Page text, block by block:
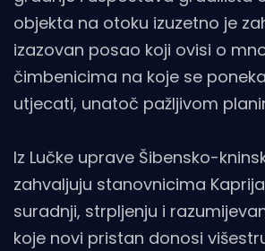
objekta na otoku izuzetno je
izazovan posao koji ovisi o
čimbenicima na koje se
utjecati, unatoč pažljivom
Iz Lučke uprave Šibensko-
zahvaljuju stanovnicima
suradnji, strpljenju i
koje novi pristan donosi